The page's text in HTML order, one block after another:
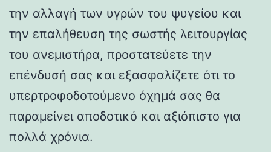
την αλλαγή των υγρών του ψυγείου και
την επαλήθευση της σωστής λειτουργίας
του ανεμιστήρα, προστατεύετε την
επένδυσή σας και εξασφαλίζετε ότι το
υπερτροφοδοτούμενο όχημά σας θα
παραμείνει αποδοτικό και αξιόπιστο για
πολλά χρόνια.